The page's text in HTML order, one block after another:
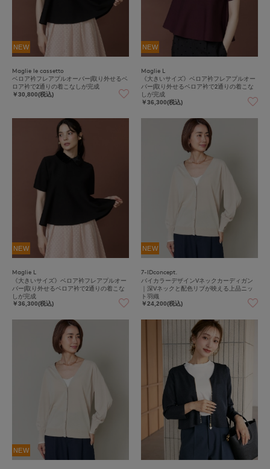
NEW
Maglie le cassetto
ベロア衿フレアプルオーバー|取り外せるベ
ロア衿で2通りの着こなしが完成
￥30,800(税込)
NEW
Maglie L
《大きいサイズ》ベロア衿フレアプルオー
バー|取り外せるベロア衿で2通りの着こな
しが完成
￥36,300(税込)
NEW
Maglie L
《大きいサイズ》ベロア衿フレアプルオー
バー|取り外せるベロア衿で2通りの着こな
しが完成
￥36,300(税込)
NEW
7-IDconcept.
バイカラーデザインVネックカーディガン
｜深Vネックと配色リブが映える上品ニッ
ト羽織
￥24,200(税込)
NEW